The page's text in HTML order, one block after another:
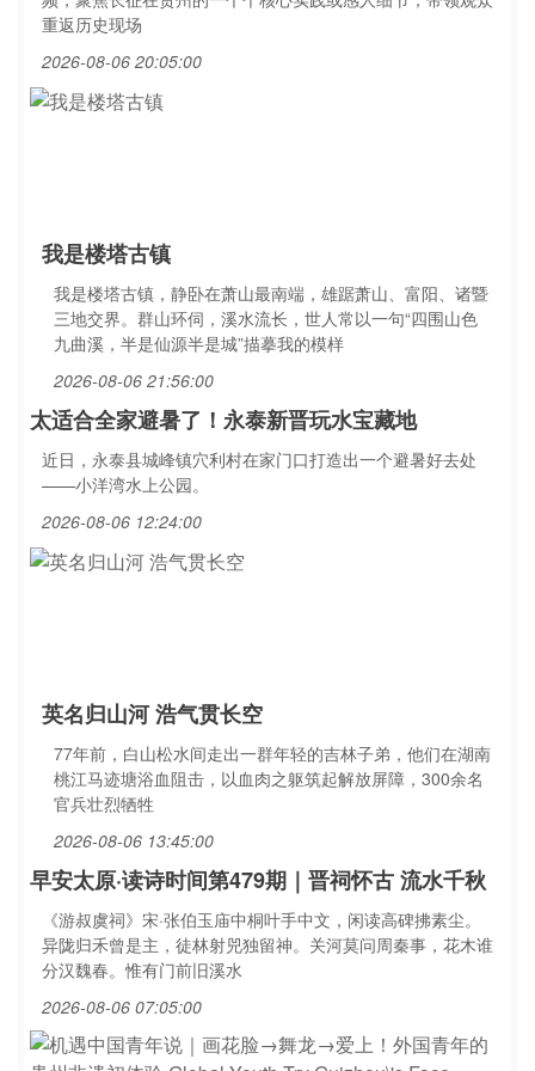
重返历史现场
2026-08-06 20:05:00
我是楼塔古镇
我是楼塔古镇，静卧在萧山最南端，雄踞萧山、富阳、诸暨
三地交界。群山环伺，溪水流长，世人常以一句“四围山色
九曲溪，半是仙源半是城”描摹我的模样
2026-08-06 21:56:00
太适合全家避暑了！永泰新晋玩水宝藏地
近日，永泰县城峰镇穴利村在家门口打造出一个避暑好去处
——小洋湾水上公园。
2026-08-06 12:24:00
英名归山河 浩气贯长空
77年前，白山松水间走出一群年轻的吉林子弟，他们在湖南
桃江马迹塘浴血阻击，以血肉之躯筑起解放屏障，300余名
官兵壮烈牺牲
2026-08-06 13:45:00
早安太原·读诗时间第479期｜晋祠怀古 流水千秋
《游叔虞祠》宋·张伯玉庙中桐叶手中文，闲读高碑拂素尘。
异陇归禾曾是主，徒林射兕独留神。关河莫问周秦事，花木谁
分汉魏春。惟有门前旧溪水
2026-08-06 07:05:00